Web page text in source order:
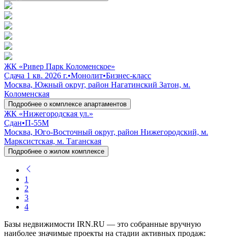
ЖК «Ривер Парк Коломенское»
Сдача 1 кв. 2026 г.•Монолит•Бизнес-класс
Москва, Южный округ, район Нагатинский Затон, м.
Коломенская
Подробнее о комплексе апартаментов
ЖК «Нижегородская ул.»
Сдан•П-55М
Москва, Юго-Восточный округ, район Нижегородский, м.
Марксистская, м. Таганская
Подробнее о жилом комплексе
1
2
3
4
Базы недвижимости IRN.RU — это собранные вручную
наиболее значимые проекты на стадии активных продаж: